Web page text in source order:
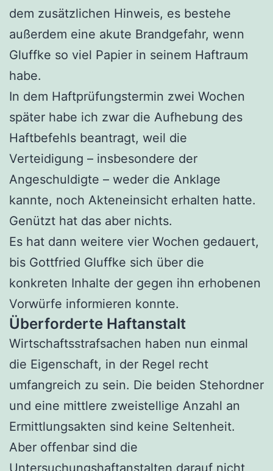
dem zusätzlichen Hinweis, es bestehe
außerdem eine akute Brandgefahr, wenn
Gluffke so viel Papier in seinem Haftraum
habe.
In dem Haftprüfungstermin zwei Wochen
später habe ich zwar die Aufhebung des
Haftbefehls beantragt, weil die
Verteidigung – insbesondere der
Angeschuldigte – weder die Anklage
kannte, noch Akteneinsicht erhalten hatte.
Genützt hat das aber nichts.
Es hat dann weitere vier Wochen gedauert,
bis Gottfried Gluffke sich über die
konkreten Inhalte der gegen ihn erhobenen
Vorwürfe informieren konnte.
Überforderte Haftanstalt
Wirtschaftsstrafsachen haben nun einmal
die Eigenschaft, in der Regel recht
umfangreich zu sein. Die beiden Stehordner
und eine mittlere zweistellige Anzahl an
Ermittlungsakten sind keine Seltenheit.
Aber offenbar sind die
Untersuchungshaftanstalten darauf nicht